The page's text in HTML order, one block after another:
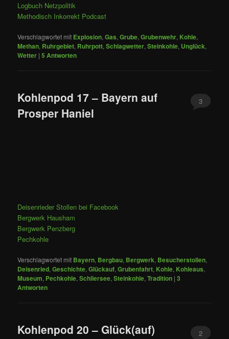
Logbuch Netzpolitik
Methodisch Inkorrekt Podcast
Verschlagwortet mit Explosion,Gas,Grube,Grubenwehr, Kohle,
Methan, Ruhrgebiet, Ruhrpott,Schlagwetter,Steinkohle, Unglück,
Wetter |5 Antworten
Kohlenpod 17 – Bayern auf
Prosper Haniel
3
Deisenrieder Stollen bei Facebook
Bergwerk Hausham
Bergwerk Penzberg
Pechkohle
Verschlagwortet mit Bayern, Bergbau, Bergwerk, Besucherstollen,
Deisenried,Geschichte,Glückauf,Grubenfahrt, Kohle, Kohleaus,
Museum, Pechkohle,Schliersee,Steinkohle,Tradition |3
Antworten
Kohlenpod 20 – Glück(auf)
2